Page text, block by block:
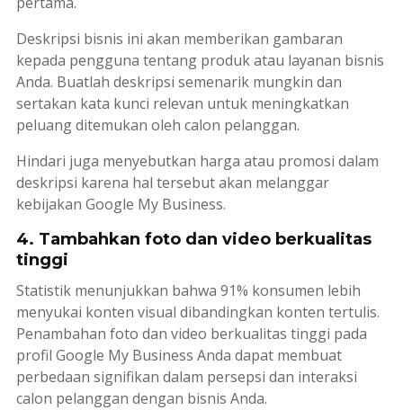
Deskripsi bisnis ini akan memberikan gambaran
kepada pengguna tentang produk atau layanan bisnis
Anda. Buatlah deskripsi semenarik mungkin dan
sertakan kata kunci relevan untuk meningkatkan
peluang ditemukan oleh calon pelanggan.
Hindari juga menyebutkan harga atau promosi dalam
deskripsi karena hal tersebut akan melanggar
kebijakan Google My Business.
4. Tambahkan foto dan video berkualitas
tinggi
Statistik menunjukkan bahwa 91% konsumen lebih
menyukai konten visual dibandingkan konten tertulis.
Penambahan foto dan video berkualitas tinggi pada
profil Google My Business Anda dapat membuat
perbedaan signifikan dalam persepsi dan interaksi
calon pelanggan dengan bisnis Anda.